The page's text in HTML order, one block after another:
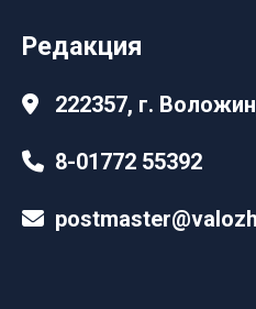
Редакция
222357, г.
8-01772 55392